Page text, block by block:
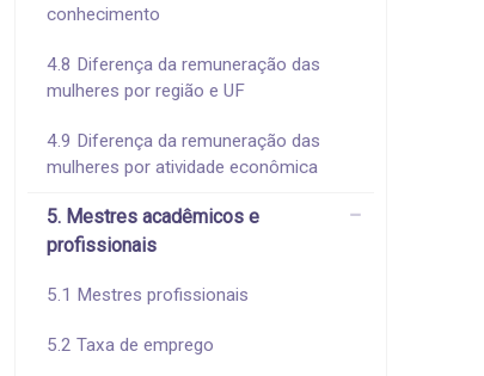
conhecimento
4.8 Diferença da remuneração das
mulheres por região e UF
4.9 Diferença da remuneração das
mulheres por atividade econômica
5. Mestres acadêmicos e
profissionais
5.1 Mestres profissionais
5.2 Taxa de emprego